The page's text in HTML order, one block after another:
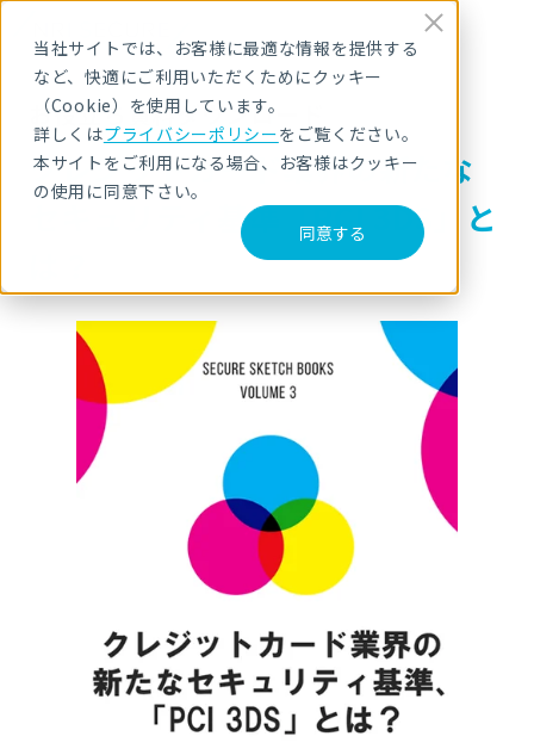
当社サイトでは、お客様に最適な情報を提供する
など、快適にご利用いただくためにクッキー
（Cookie）を使用しています。
詳しくはプライバシーポリシーをご覧ください。
本サイトをご利用になる場合、お客様はクッキー
の使用に同意下さい。
同意する
お役立ち資料ダウンロード
クレジットカード業界の新たな
セキュリティ基準「PCI 3DS」と